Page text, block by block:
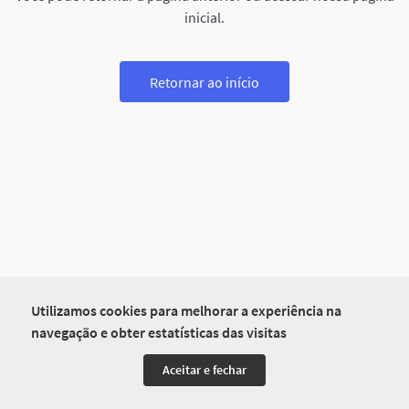
Utilizamos cookies para melhorar a experiência na
navegação e obter estatísticas das visitas
Aceitar e fechar
inicial.
Retornar ao início